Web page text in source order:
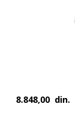
8.848,00 din.